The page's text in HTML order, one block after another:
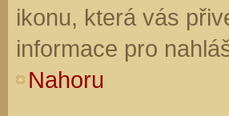
ikonu, která vás
informace pro
Nahoru